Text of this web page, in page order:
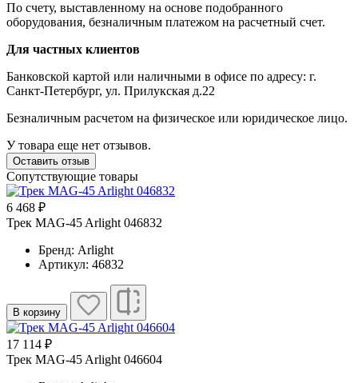
По счету, выставленному на основе подобранного
оборудования, безналичным платежом на расчетный счет.
Для частных клиентов
Банковской картой или наличными в офисе по адресу: г.
Санкт-Петербург, ул. Прилукская д.22
Безналичным расчетом на физическое или юридическое лицо.
У товара еще нет отзывов.
Оставить отзыв
Сопутствующие товары
6 468 ₽
Трек MAG-45 Arlight 046832
Бренд: Arlight
Артикул: 46832
В корзину
17 114 ₽
Трек MAG-45 Arlight 046604